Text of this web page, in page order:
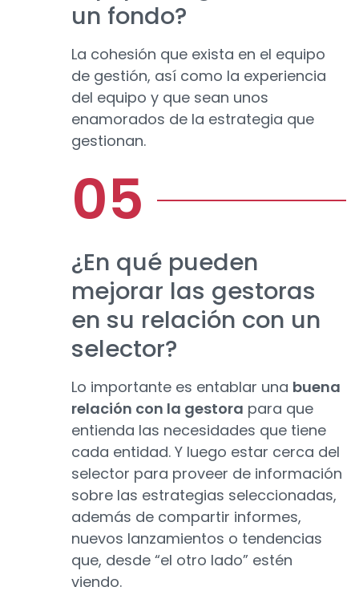
un fondo?
La cohesión que exista en el equipo
de gestión, así como la experiencia
del equipo y que sean unos
enamorados de la estrategia que
gestionan.
¿En qué pueden
mejorar las gestoras
en su relación con un
selector?
Lo importante es entablar una buena
relación con la gestora para que
entienda las necesidades que tiene
cada entidad. Y luego estar cerca del
selector para proveer de información
sobre las estrategias seleccionadas,
además de compartir informes,
nuevos lanzamientos o tendencias
que, desde “el otro lado” estén
viendo.